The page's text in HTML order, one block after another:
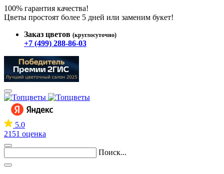
100% гарантия качества!
Цветы простоят более 5 дней или заменим букет!
Заказ цветов (круглосуточно)
+7 (499) 288-86-03
5.0
2151 оценка
Поиск...